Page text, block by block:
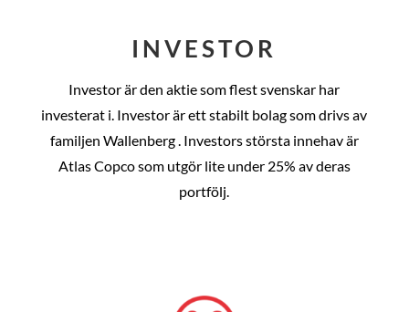
INVESTOR
Investor är den aktie som flest svenskar har
investerat i. Investor är ett stabilt bolag som drivs av
familjen Wallenberg . Investors största innehav är
Atlas Copco som utgör lite under 25% av deras
portfölj.